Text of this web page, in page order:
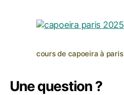
cours de capoeira à paris
Une question ?